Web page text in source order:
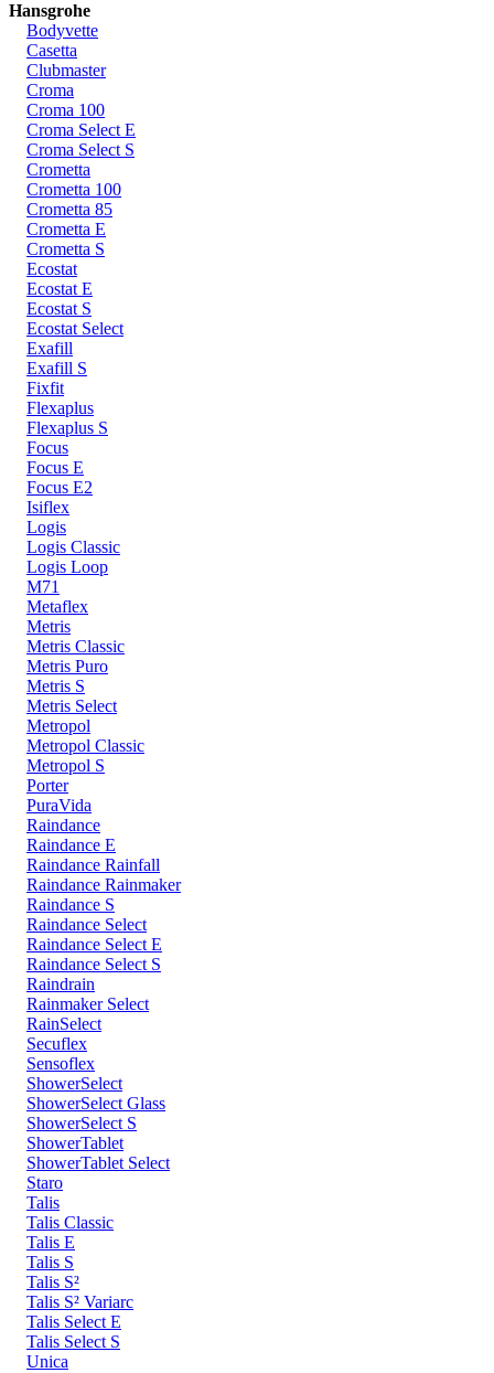
Hansgrohe
Bodyvette
Casetta
Clubmaster
Croma
Croma 100
Croma Select E
Croma Select S
Crometta
Crometta 100
Crometta 85
Crometta E
Crometta S
Ecostat
Ecostat E
Ecostat S
Ecostat Select
Exafill
Exafill S
Fixfit
Flexaplus
Flexaplus S
Focus
Focus E
Focus E2
Isiflex
Logis
Logis Classic
Logis Loop
M71
Metaflex
Metris
Metris Classic
Metris Puro
Metris S
Metris Select
Metropol
Metropol Classic
Metropol S
Porter
PuraVida
Raindance
Raindance E
Raindance Rainfall
Raindance Rainmaker
Raindance S
Raindance Select
Raindance Select E
Raindance Select S
Raindrain
Rainmaker Select
RainSelect
Secuflex
Sensoflex
ShowerSelect
ShowerSelect Glass
ShowerSelect S
ShowerTablet
ShowerTablet Select
Staro
Talis
Talis Classic
Talis E
Talis S
Talis S²
Talis S² Variarc
Talis Select E
Talis Select S
Unica